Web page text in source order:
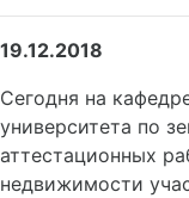
19.12.2018
Сегодня на
университета по
аттестационных
недвижимости